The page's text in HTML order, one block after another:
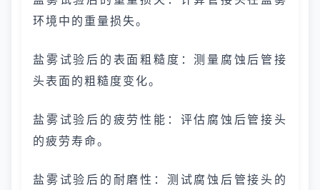
环境中的重量损失。
盐雾试验后的表面粗糙度：测量腐蚀后管接
头表面的粗糙度变化。
盐雾试验后的疲劳性能：评估腐蚀后管接头
的疲劳寿命。
盐雾试验后的耐磨性：测试腐蚀后管接头的